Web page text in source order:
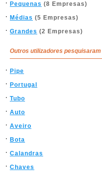
Pequenas (8 Empresas)
Médias (5 Empresas)
Grandes (2 Empresas)
Outros utilizadores pesquisaram
Pipe
Portugal
Tubo
Auto
Aveiro
Bota
Calandras
Chaves